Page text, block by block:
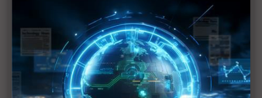
2027全年記憶體產能提前售罄 買家「祕而不
宣」只怕買不夠
英特爾EMIB良率達標 聯發科第2代ASIC產品
2028準時量產